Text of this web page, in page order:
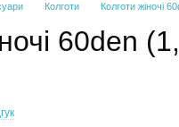
Колготи Колготи жіночі
60den